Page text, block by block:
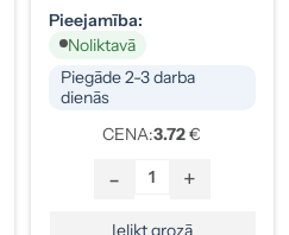
Pieejamība:
Noliktavā
Piegāde 2-3 darba
dienās
CENA:3.72€
- +
Ielikt grozā